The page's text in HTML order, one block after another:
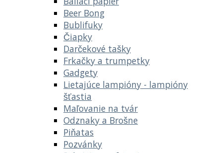
Beer Bong
Bublifuky
Čiapky
Darčekové tašky
Frkačky a trumpetky
Gadgety
Lietajúce lampióny - lampióny
šťastia
Maľovanie na tvár
Odznaky a Brošne
Piňatas
Pozvánky